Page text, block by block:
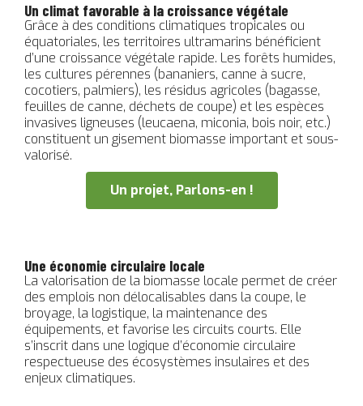
Un climat favorable à la croissance végétale
Grâce à des conditions climatiques tropicales ou
équatoriales, les territoires ultramarins bénéficient
d’une croissance végétale rapide. Les forêts humides,
les cultures pérennes (bananiers, canne à sucre,
cocotiers, palmiers), les résidus agricoles (bagasse,
feuilles de canne, déchets de coupe) et les espèces
invasives ligneuses (leucaena, miconia, bois noir, etc.)
constituent un gisement biomasse important et sous-
valorisé.
Un projet, Parlons-en !
Une économie circulaire locale
La valorisation de la biomasse locale permet de créer
des emplois non délocalisables dans la coupe, le
broyage, la logistique, la maintenance des
équipements, et favorise les circuits courts. Elle
s’inscrit dans une logique d’économie circulaire
respectueuse des écosystèmes insulaires et des
enjeux climatiques.